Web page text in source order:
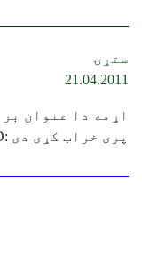
ستړۍ
21.04.2011
اړمه دا عنوان
پری خراب کړی دی :D